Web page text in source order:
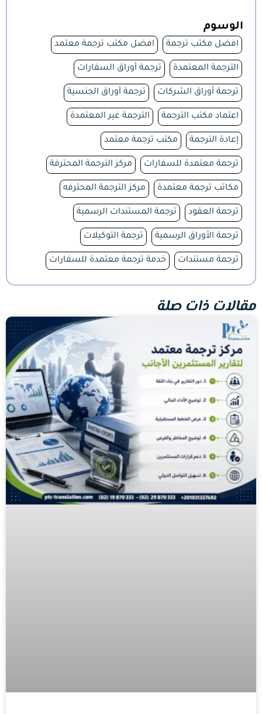
الوسوم
افضل مكتب ترجمة افضل مكتب ترجمة معتمد
الترجمة المعتمدة ترجمة أوراق السفارات
ترجمة أوراق الشركات ترجمة أوراق الجنسية
اعتماد مكتب الترجمة الترجمة غير المعتمدة
إعادة الترجمة مكتب ترجمة معتمد
ترجمة معتمدة للسفارات مركز الترجمة المحترفة
مكاتب ترجمة معتمدة مركز الترجمة المحترفه
ترجمة العقود ترجمة المستندات الرسمية
ترجمة الأوراق الرسمية ترجمة التوكيلات
ترجمة مستندات خدمة ترجمة معتمدة للسفارات
مقالات ذات صلة